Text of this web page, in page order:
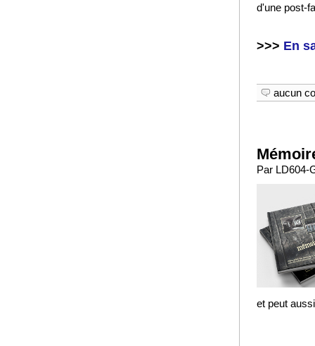
d'une post-
>>> En
aucun
Par LD604-
et peut